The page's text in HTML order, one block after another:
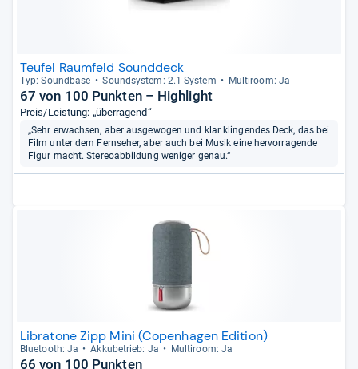
Teufel Raumfeld Sounddeck
Typ: Sound­base Sound­sys­tem: 2.1-​Sys­tem Mul­ti­room: Ja
67 von 100 Punkten – Highlight
Preis/Leistung: „überragend“
„Sehr erwachsen, aber ausgewogen und klar klingendes Deck, das bei
Film unter dem Fernseher, aber auch bei Musik eine hervorragende
Figur macht. Stereoabbildung weniger genau.“
Libratone Zipp Mini (Copenhagen Edition)
Blue­tooth: Ja Akku­be­trieb: Ja Mul­ti­room: Ja
66 von 100 Punkten